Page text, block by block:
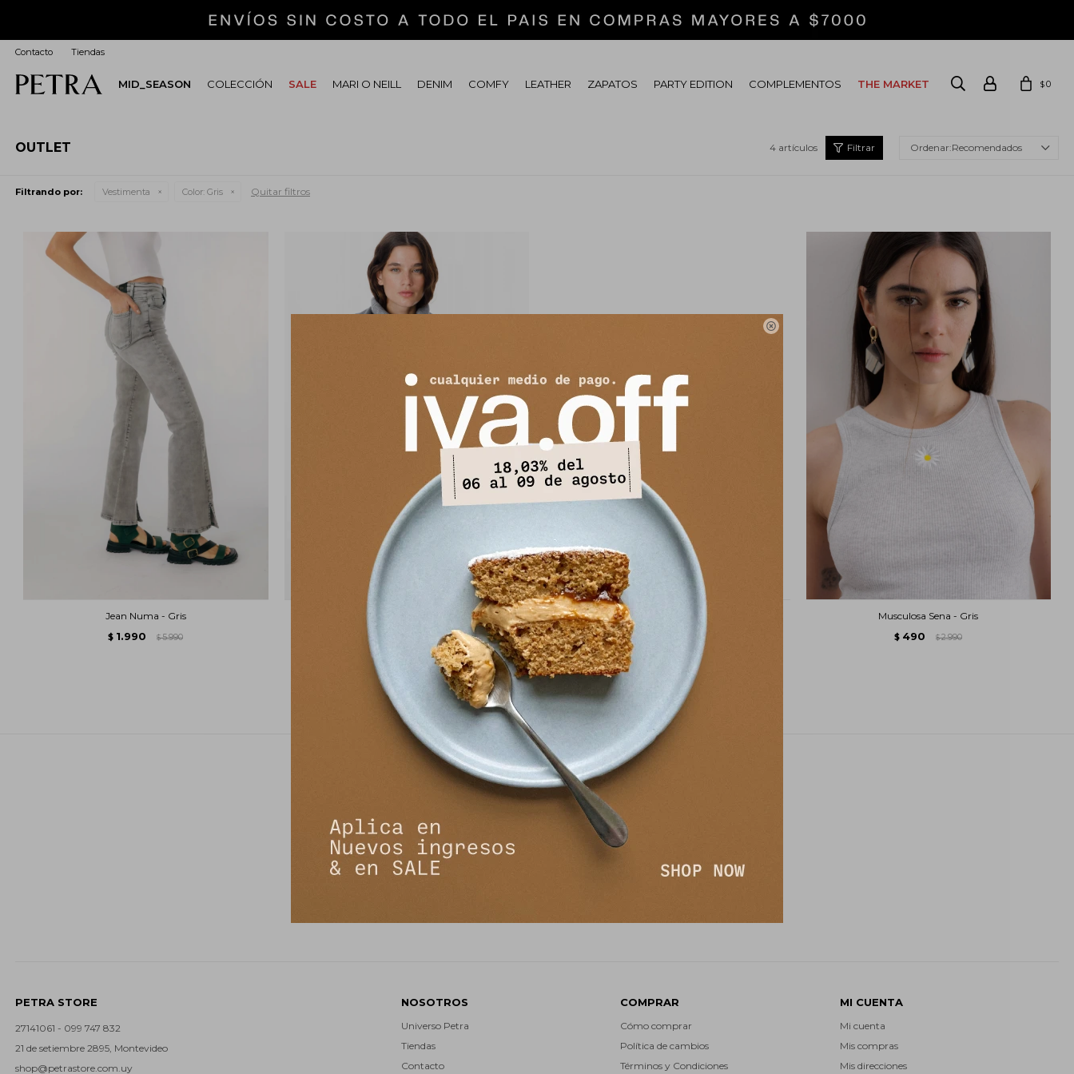

MID_SEASON COLECCIÓN SALE MARI O NEILL DENIM COMFY LEATHER ZAPATOS PARTY EDITION COMPLEMENTOS THE MARKET $0
Contacto Tiendas
OUTLET 4 artículos Recomendados
Filtrando por: Vestimenta Color: Gris Quitar filtros
Jean Numa - Gris
$ 1.990 $ 5.990
Tapado Woolen - Gris Oscuro
$ 12.990
Ruana Sendero - Gris Claro/Oscuro
$ 5.990
Musculosa Sena - Gris
$ 490 $ 2.990
PETRA STORE
27141061 - 099 747 832
21 de setiembre 2895, Montevideo
shop@petrastore.com.uy
NOSOTROS
Universo Petra
Tiendas
Contacto
COMPRAR
Cómo comprar
Política de cambios
Términos y Condiciones
MI CUENTA
Mi cuenta
Mis compras
Mis direcciones
NEWSLETTER
¡Suscribite y recibí todas nuestras novedades!